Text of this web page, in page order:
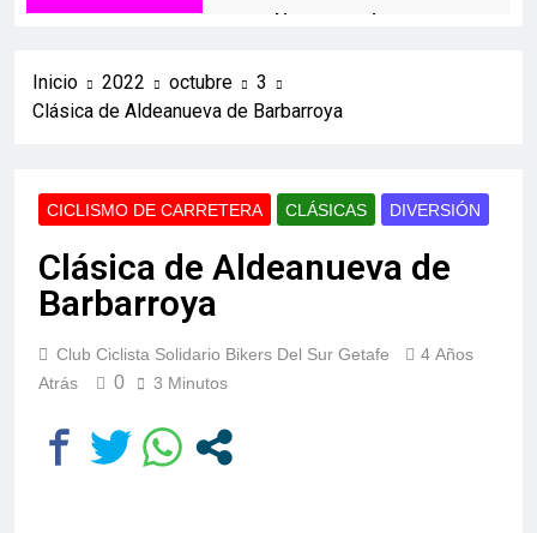
Navacerrada
Mirador de los Buitres
1 Año Atrás
El Molino
1 Año Atrás
Valdelaguna+
1 Año Atrás
Inicio 2022 octubre
3
Clásica de Aldeanueva de Barbarroya
CICLISMO DE CARRETERA CLÁSICAS DIVERSIÓN
Clásica de Aldeanueva de
Barbarroya
Club Ciclista Solidario Bikers Del Sur Getafe
4 Años
Atrás
0 3 Minutos